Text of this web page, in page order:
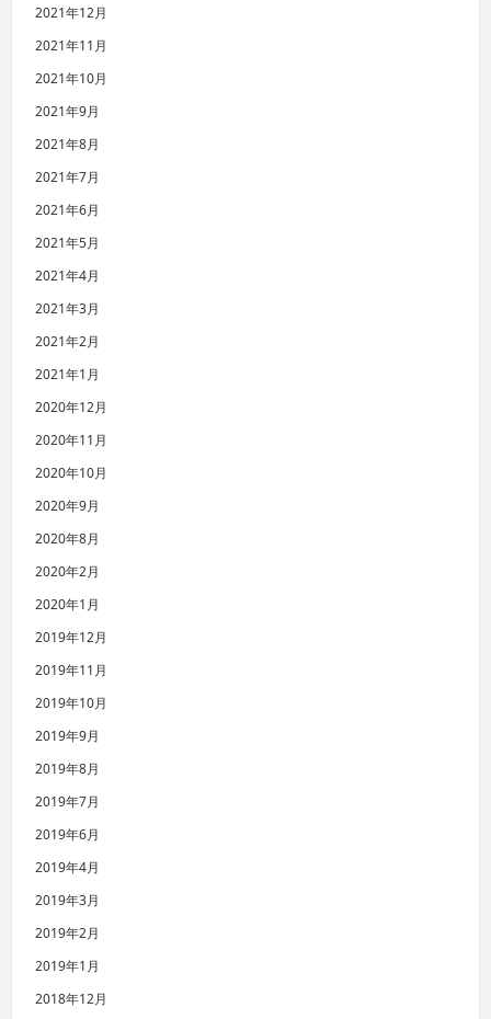
2021年12月
2021年11月
2021年10月
2021年9月
2021年8月
2021年7月
2021年6月
2021年5月
2021年4月
2021年3月
2021年2月
2021年1月
2020年12月
2020年11月
2020年10月
2020年9月
2020年8月
2020年2月
2020年1月
2019年12月
2019年11月
2019年10月
2019年9月
2019年8月
2019年7月
2019年6月
2019年4月
2019年3月
2019年2月
2019年1月
2018年12月